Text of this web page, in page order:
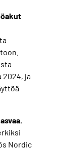
2024, ja
Nordic